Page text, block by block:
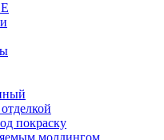
покраску
молдингом